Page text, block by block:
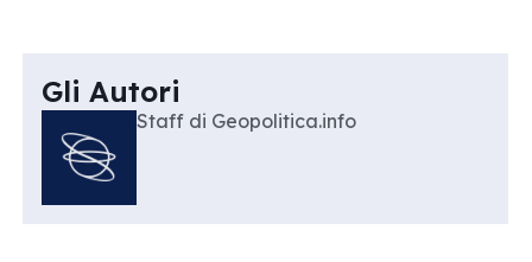
Gli Autori
Staff di Geopolitica.info